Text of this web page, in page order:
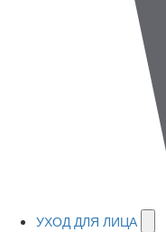
УХОД ДЛЯ ЛИЦА